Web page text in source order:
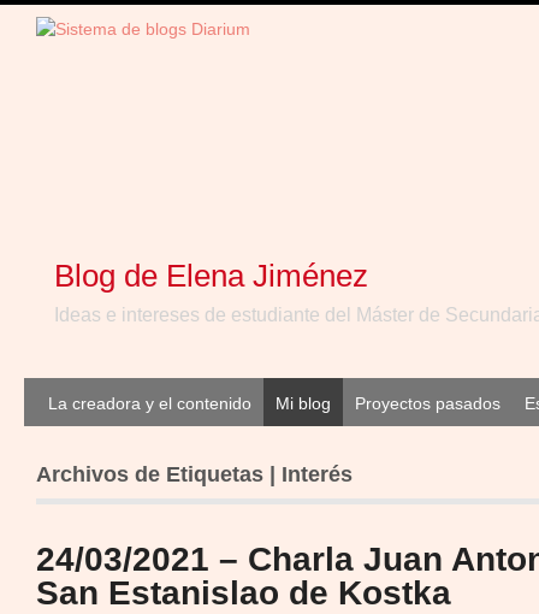
Blog de Elena Jiménez
Ideas e intereses de estudiante del Máster de
La creadora y el contenido Mi blog Proyectos pasados
Archivos de Etiquetas | Interés
24/03/2021 – Charla Juan
San Estanislao de Kostka